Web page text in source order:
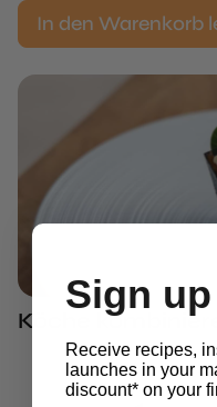
In den Warenkorb
Köche
Sign up
Receive recipes,
launches in your
discount* on your